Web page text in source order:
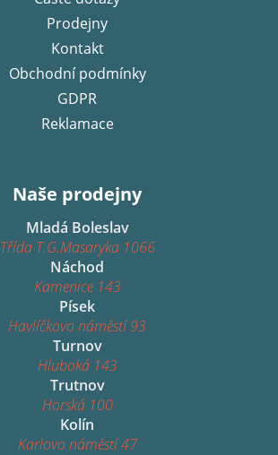
Prodejny
Kontakt
Obchodní podmínky
GDPR
Reklamace
Naše prodejny
Mladá Boleslav
Třída T.G.Masaryka 1066
Náchod
Kamenice 143
Písek
Havlíčkovo náměstí 93
Turnov
Hluboká 143
Trutnov
Horská 100
Kolín
Karlovo náměstí 47